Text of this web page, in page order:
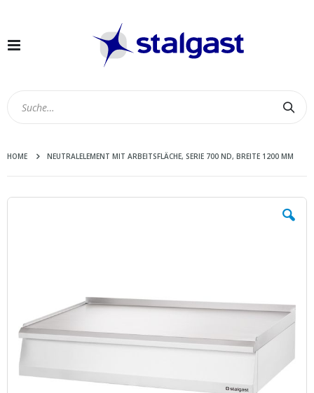
Navigation
HOME NEUTRALELEMENT MIT ARBEITSFLÄCHE, SERIE 700 ND, BREITE 1200 MM
Zum